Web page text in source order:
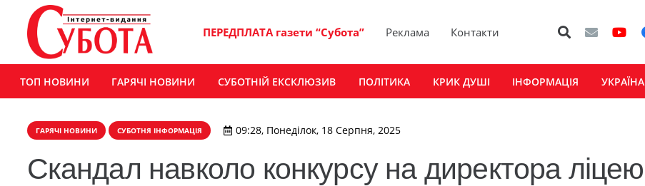
ПЕРЕДПЛАТА газети “Субота” Реклама Контакти
ТОП НОВИНИ ГАРЯЧІ НОВИНИ СУБОТНІЙ ЕКСКЛЮЗИВ ПОЛІТИКА КРИК ДУШІ ІНФОРМАЦІЯ УКРАЇНА
ГАРЯЧІ НОВИНИ СУБОТНЯ ІНФОРМАЦІЯ 09:28, Понеділок, 18 Серпня, 2025
Скандал навколо конкурсу на директора ліцею